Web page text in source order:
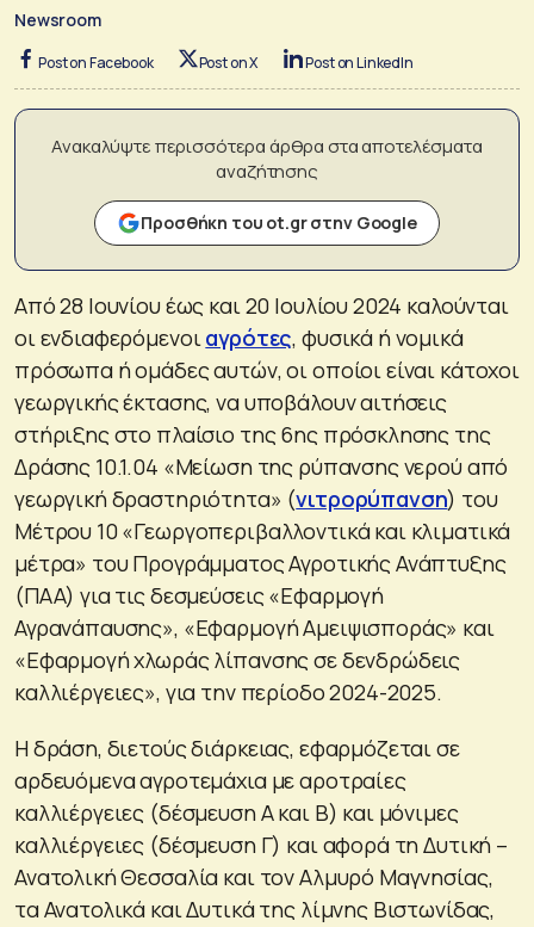
Newsroom
Post on Facebook Post on X Post on LinkedIn
Ανακαλύψτε περισσότερα άρθρα στα αποτελέσματα
αναζήτησης
Προσθήκη του ot.gr στην Google
Από 28 Ιουνίου έως και 20 Ιουλίου 2024 καλούνται
οι ενδιαφερόμενοι αγρότες, φυσικά ή νομικά
πρόσωπα ή ομάδες αυτών, οι οποίοι είναι κάτοχοι
γεωργικής έκτασης, να υποβάλουν αιτήσεις
στήριξης στο πλαίσιο της 6ης πρόσκλησης της
Δράσης 10.1.04 «Μείωση της ρύπανσης νερού από
γεωργική δραστηριότητα» (νιτρορύπανση) του
Μέτρου 10 «Γεωργοπεριβαλλοντικά και κλιματικά
μέτρα» του Προγράμματος Αγροτικής Ανάπτυξης
(ΠΑΑ) για τις δεσμεύσεις «Εφαρμογή
Αγρανάπαυσης», «Εφαρμογή Αμειψισποράς» και
«Εφαρμογή χλωράς λίπανσης σε δενδρώδεις
καλλιέργειες», για την περίοδο 2024-2025.
Η δράση, διετούς διάρκειας, εφαρμόζεται σε
αρδευόμενα αγροτεμάχια με αροτραίες
καλλιέργειες (δέσμευση Α και Β) και μόνιμες
καλλιέργειες (δέσμευση Γ) και αφορά τη Δυτική –
Ανατολική Θεσσαλία και τον Αλμυρό Μαγνησίας,
τα Ανατολικά και Δυτικά της λίμνης Βιστωνίδας,